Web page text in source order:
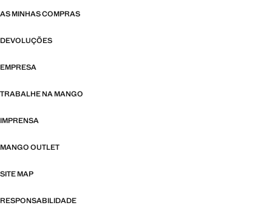
AS MINHAS COMPRAS
DEVOLUÇÕES
EMPRESA
TRABALHE NA MANGO
IMPRENSA
MANGO OUTLET
SITE MAP
RESPONSABILIDADE